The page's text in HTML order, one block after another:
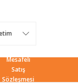
Mesafeli
Satış
Sözleşmesi